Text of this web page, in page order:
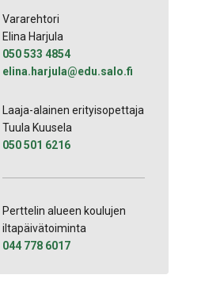
Vararehtori
Elina Harjula
050 533 4854
elina.harjula@edu.salo.fi
Laaja-alainen erityisopettaja
Tuula Kuusela
050 501 6216
Perttelin alueen koulujen
iltapäivätoiminta
044 778 6017